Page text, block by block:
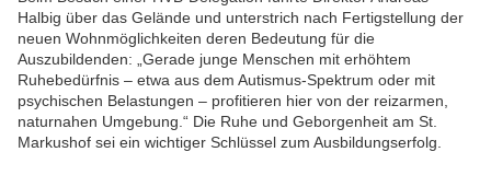
Halbig über das Gelände und unterstrich nach Fertigstellung der
neuen Wohnmöglichkeiten deren Bedeutung für die
Auszubildenden: „Gerade junge Menschen mit erhöhtem
Ruhebedürfnis – etwa aus dem Autismus-Spektrum oder mit
psychischen Belastungen – profitieren hier von der reizarmen,
naturnahen Umgebung.“ Die Ruhe und Geborgenheit am St.
Markushof sei ein wichtiger Schlüssel zum Ausbildungserfolg.